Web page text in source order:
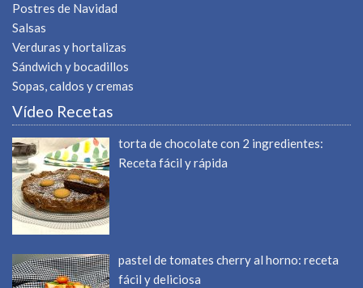
Postres de Navidad
Salsas
Verduras y hortalizas
Sándwich y bocadillos
Sopas, caldos y cremas
Vídeo Recetas
torta de chocolate con 2 ingredientes:
Receta fácil y rápida
pastel de tomates cherry al horno: receta
fácil y deliciosa